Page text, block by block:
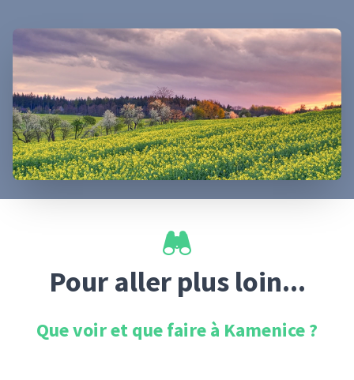
Pour aller plus loin...
Que voir et que faire à Kamenice?